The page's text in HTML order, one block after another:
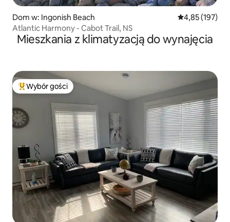
Dom w: Ingonish Beach Średnia
4,85 (197)
Atlantic Harmony - Cabot Trail, NS
Mieszkania z klimatyzacją do wynajęcia
Najpopularniejsze z kategorii Wybór gości
Wybór gości